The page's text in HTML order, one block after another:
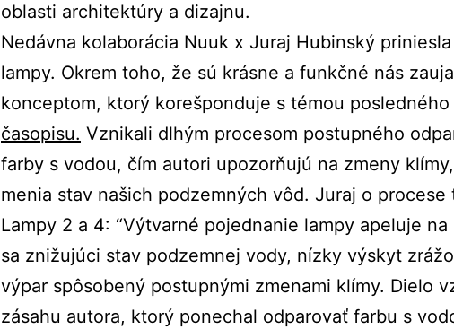
oblasti architektúry a dizajnu.
Nedávna kolaborácia Nuuk x Juraj Hubinský
lampy. Okrem toho, že sú krásne a funkčné nás
konceptom, ktorý korešponduje s témou posledného
časopisu. Vznikali dlhým procesom postupného
farby s vodou, čím autori upozorňujú na zmeny
menia stav našich podzemných vôd. Juraj o procese
Lampy 2 a 4: “Výtvarné pojednanie lampy apeluje na
sa znižujúci stav podzemnej vody, nízky výskyt
výpar spôsobený postupnými zmenami klímy. Dielo
zásahu autora, ktorý ponechal odparovať farbu s